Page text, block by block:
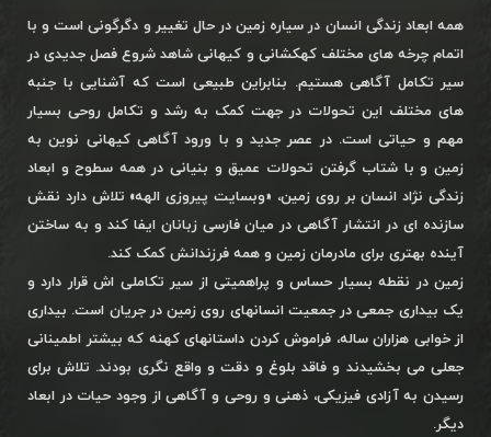
همه ابعاد زندگی انسان در سیاره زمین در حال تغییر و دگرگونی است و با
اتمام چرخه های مختلف کهکشانی و کیهانی شاهد شروع فصل جدیدی در
سیر تکامل آگاهی هستیم. بنابراین طبیعی است که آشنایی با جنبه
های مختلف این تحولات در جهت کمک به رشد و تکامل روحی بسیار
مهم و حیاتی است. در عصر جدید و با ورود آگاهی کیهانی نوین به
زمین و با شتاب گرفتن تحولات عمیق و بنیانی در همه سطوح و ابعاد
زندگی نژاد انسان بر روی زمین، «وبسایت پیروزی الهه» تلاش دارد نقش
سازنده ای در انتشار آگاهی در میان فارسی زبانان ایفا کند و به ساختن
آینده بهتری برای مادرمان زمین و همه فرزندانش کمک کند.
زمین در نقطه بسیار حساس و پراهمیتی از سیر تکاملی اش قرار دارد و
یک بیداری جمعی در جمعیت انسانهای روی زمین در جریان است. بیداری
از خوابی هزاران ساله، فراموش کردن داستانهای کهنه که بیشتر اطمینانی
جعلی می بخشیدند و فاقد بلوغ و دقت و واقع نگری بودند. تلاش برای
رسیدن به آزادی فیزیکی، ذهنی و روحی و آگاهی از وجود حیات در ابعاد
دیگر.